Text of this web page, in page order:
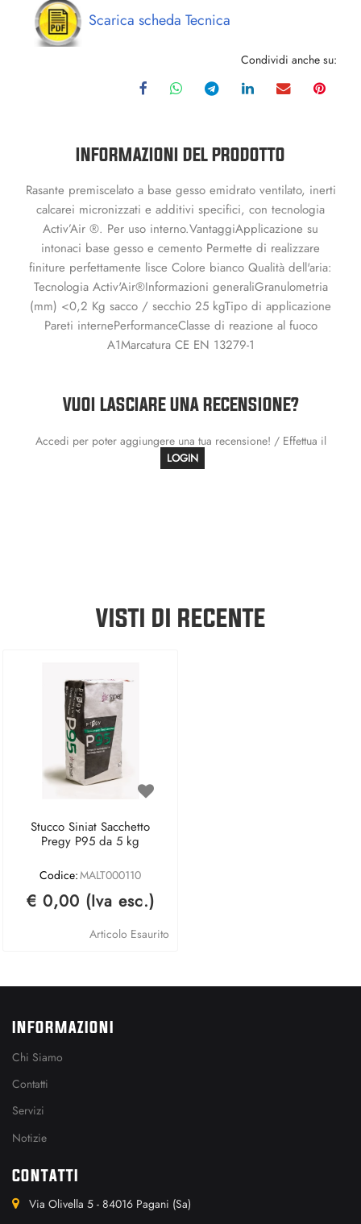
Scarica scheda Tecnica
Condividi anche su:
INFORMAZIONI DEL PRODOTTO
Rasante premiscelato a base gesso emidrato ventilato, inerti
calcarei micronizzati e additivi specifici, con tecnologia
Activ’Air ®. Per uso interno.VantaggiApplicazione su
intonaci base gesso e cemento Permette di realizzare
finiture perfettamente lisce Colore bianco Qualità dell'aria:
Tecnologia Activ'Air®Informazioni generaliGranulometria
(mm) <0,2 Kg sacco / secchio 25 kgTipo di applicazione
Pareti internePerformanceClasse di reazione al fuoco
A1Marcatura CE EN 13279-1
VUOI LASCIARE UNA RECENSIONE?
Accedi per poter aggiungere una tua recensione! / Effettua il
LOGIN
VISTI DI RECENTE
Stucco Siniat Sacchetto
Pregy P95 da 5 kg
Codice:MALT000110
€ 0,00 (Iva esc.)
Articolo Esaurito
INFORMAZIONI
Chi Siamo
Contatti
Servizi
Notizie
CONTATTI
Via Olivella 5 - 84016 Pagani (Sa)